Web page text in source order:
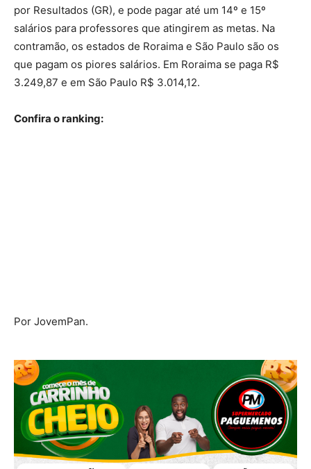
por Resultados (GR), e pode pagar até um 14º e 15º
salários para professores que atingirem as metas. Na
contramão, os estados de Roraima e São Paulo são os
que pagam os piores salários. Em Roraima se paga R$
3.249,87 e em São Paulo R$ 3.014,12.
Confira o ranking:
Por JovemPan.